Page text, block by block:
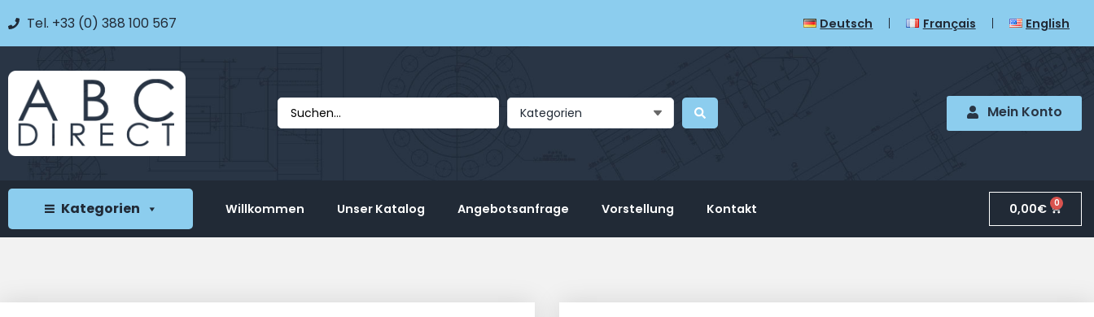
Tel. +33 (0) 388 100 567 Deutsch Français English
Kategorien Mein Konto
Kategorien Willkommen Unser Katalog Angebotsanfrage Vorstellung Kontakt 0,00€ 0